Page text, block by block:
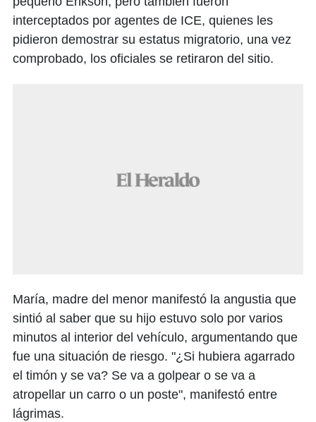
interceptados por agentes de ICE, quienes les
pidieron demostrar su estatus migratorio, una vez
comprobado, los oficiales se retiraron del sitio.
María, madre del menor manifestó la angustia que
sintió al saber que su hijo estuvo solo por varios
minutos al interior del vehículo, argumentando que
fue una situación de riesgo. "¿Si hubiera agarrado
el timón y se va? Se va a golpear o se va a
atropellar un carro o un poste", manifestó entre
lágrimas.